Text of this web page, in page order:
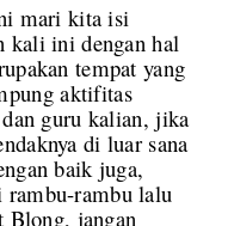
mari kita isi
kali ini dengan hal
tempat yang
aktifitas
guru kalian, jika
di luar sana
baik juga,
rambu lalu
Blong, jangan